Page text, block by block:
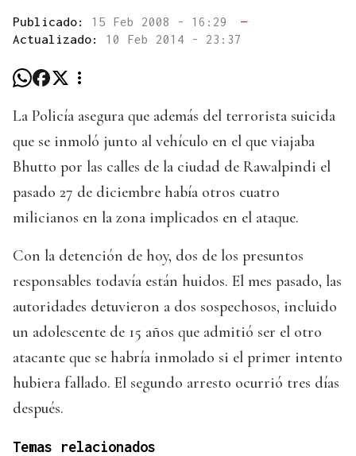
Publicado: 15 Feb 2008 - 16:29
—
Actualizado: 10 Feb 2014 - 23:37
La Policía asegura que además del terrorista suicida
que se inmoló junto al vehículo en el que viajaba
Bhutto por las calles de la ciudad de Rawalpindi el
pasado 27 de diciembre había otros cuatro
milicianos en la zona implicados en el ataque.
Con la detención de hoy, dos de los presuntos
responsables todavía están huidos. El mes pasado, las
autoridades detuvieron a dos sospechosos, incluido
un adolescente de 15 años que admitió ser el otro
atacante que se habría inmolado si el primer intento
hubiera fallado. El segundo arresto ocurrió tres días
después.
Temas relacionados